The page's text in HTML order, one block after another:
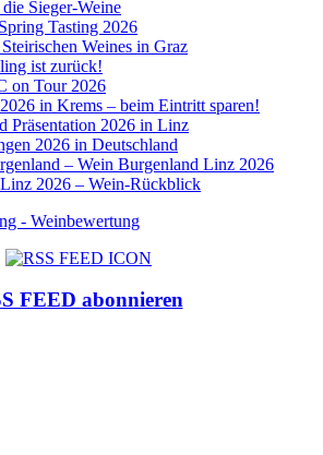
Sieger-Weine
Tasting 2026
Weines in Graz
ist zurück!
on Tour 2026
in Krems – beim Eintritt sparen!
Präsentation 2026 in Linz
2026 in Deutschland
– Wein Burgenland Linz 2026
2026 – Wein-Rückblick
FEED abonnieren